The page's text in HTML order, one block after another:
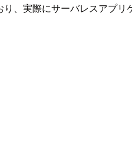
、実際にサーバレスアプ